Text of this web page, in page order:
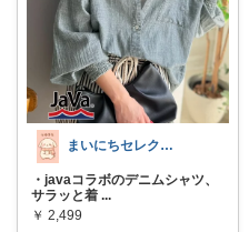
まいにちセレクトdays
・javaコラボのデニムシャツ、
サラッと着 ...
￥ 2,499